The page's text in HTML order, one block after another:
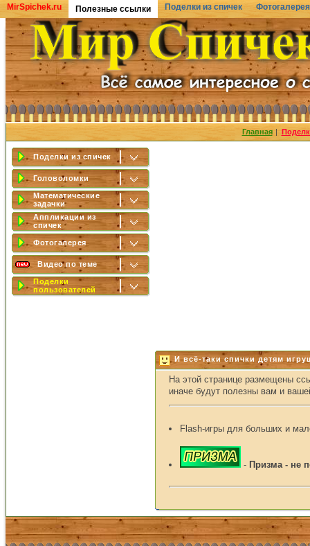
MirSpichek.ru Полезные ссылки Поделки из спичек Фотогалерея
Главная |
Поделки из спичек
Головоломки
Математические
задачки
Аппликации из
спичек
Фотогалерея
Видео по теме
Поделки
пользователей
И всё-таки спички детям
На этой странице размещены
иначе будут полезны вам и
Flash-игры для больших и
- Призма - не